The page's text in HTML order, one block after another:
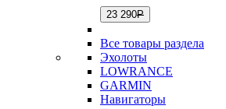
23 290Р
Все товары раздела
Эхолоты
LOWRANCE
GARMIN
Навигаторы